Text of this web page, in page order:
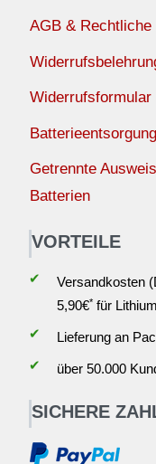
AGB &
Widerrufsformular
Batterieentsorgung
Getrennte
Batterien
VORTEILE
✔ Versandkosten
5,90€*für
✔
Lieferung an
✔
über 50.000
SICHERE